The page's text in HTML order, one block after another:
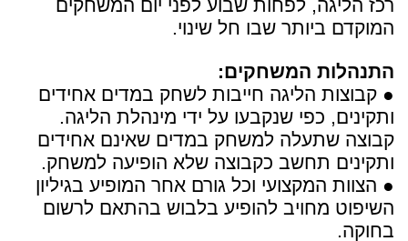
רכז הליגה, לפחות שבוע לפני יום המשחקים
המוקדם ביותר שבו חל שינוי.
התנהלות המשחקים:
● קבוצות הליגה חייבות לשחק במדים אחידים
ותקינים, כפי שנקבעו על ידי מינהלת הליגה.
קבוצה שתעלה למשחק במדים שאינם אחידים
ותקינים תחשב כקבוצה שלא הופיעה למשחק.
● הצוות המקצועי וכל גורם אחר המופיע בגיליון
השיפוט מחויב להופיע בלבוש בהתאם לרשום
בחוקה.